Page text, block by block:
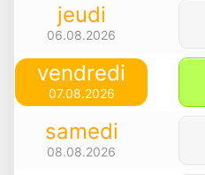
jeudi
06.08.2026
vendredi
07.08.2026
samedi
08.08.2026